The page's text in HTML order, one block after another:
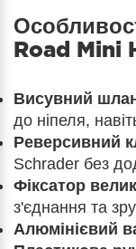
Road Mini
Висувний
до ніпеля,
Реверсивний
Schrader без
Фіксатор
з'єднання та
Алюмінієвий